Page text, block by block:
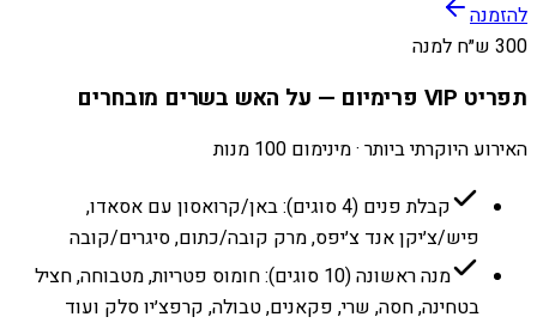
להזמנה
300 ש״ח למנה
תפריט VIP פרימיום — על האש בשרים מובחרים
האירוע היוקרתי ביותר · מינימום 100 מנות
קבלת פנים (4 סוגים): באן/קרואסון עם אסאדו,
פיש/צ׳יקן אנד צ׳יפס, מרק קובה/כתום, סיגרים/קובה
מנה ראשונה (10 סוגים): חומוס פטריות, מטבוחה, חציל
בטחינה, חסה, שרי, פקאנים, טבולה, קרפצ׳יו סלק ועוד